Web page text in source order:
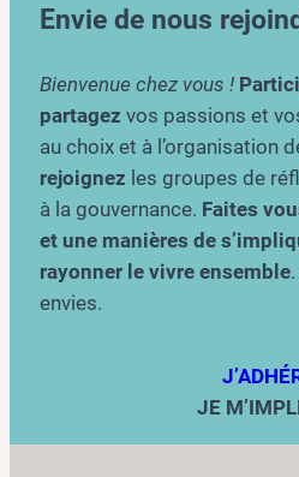
Envie de nous
Bienvenue chez vous !
partagez vos passions et
au choix et à l’organisation
rejoignez les groupes de
à la gouvernance. Faites
et une manières de
rayonner le vivre ensemble
envies.
JE